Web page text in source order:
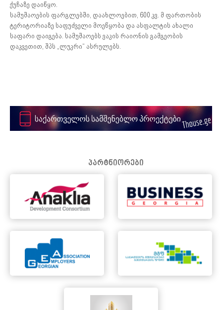
ქუჩაზე დაიწყო.
​სამუშაოების ფარგლებში, დაახლოებით, 600 კვ. მ ფართობის
ტერიტორიაზე საფუძველი მოეწყობა და ასფალტის ახალი
საფარი დაიგება. სამუშაოებს ვაკის რაიონის გამგეობის
დაკვეთით, შპს „ლუკრი“ ასრულებს.
პარტნიორები